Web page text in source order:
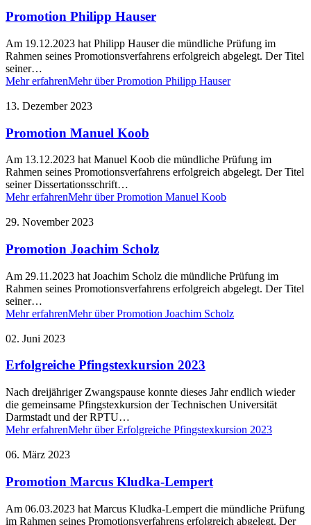
Promotion Philipp Hauser
Am 19.12.2023 hat Philipp Hauser die mündliche Prüfung im
Rahmen seines Promotionsverfahrens erfolgreich abgelegt. Der Titel
seiner…
Mehr erfahrenMehr über Promotion Philipp Hauser
13. Dezember 2023
Promotion Manuel Koob
Am 13.12.2023 hat Manuel Koob die mündliche Prüfung im
Rahmen seines Promotionsverfahrens erfolgreich abgelegt. Der Titel
seiner Dissertationsschrift…
Mehr erfahrenMehr über Promotion Manuel Koob
29. November 2023
Promotion Joachim Scholz
Am 29.11.2023 hat Joachim Scholz die mündliche Prüfung im
Rahmen seines Promotionsverfahrens erfolgreich abgelegt. Der Titel
seiner…
Mehr erfahrenMehr über Promotion Joachim Scholz
02. Juni 2023
Erfolgreiche Pfingstexkursion 2023
Nach dreijähriger Zwangspause konnte dieses Jahr endlich wieder
die gemeinsame Pfingstexkursion der Technischen Universität
Darmstadt und der RPTU…
Mehr erfahrenMehr über Erfolgreiche Pfingstexkursion 2023
06. März 2023
Promotion Marcus Kludka-Lempert
Am 06.03.2023 hat Marcus Kludka-Lempert die mündliche Prüfung
im Rahmen seines Promotionsverfahrens erfolgreich abgelegt. Der